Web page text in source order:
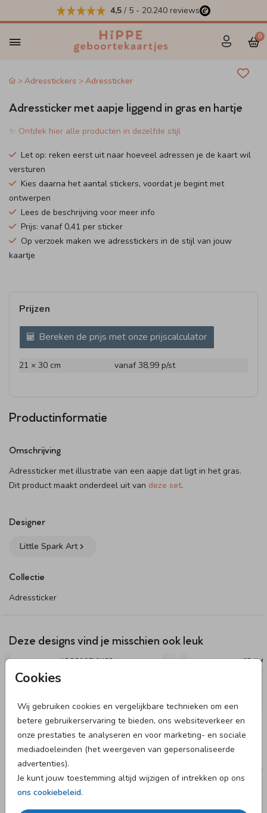
4,5 / 5 - 20.240 reviews
0
Cookies
Wij gebruiken cookies en vergelijkbare technieken om een
betere gebruikerservaring te bieden, ons websiteverkeer en
onze prestaties te analyseren en voor marketing- en sociale
mediadoeleinden (het weergeven van gepersonaliseerde
advertenties).
Je kunt jouw toestemming altijd wijzigen of intrekken op ons
ons cookiebeleid.
Adresstickers Adressticker
Adressticker met aapje liggend in gras en hartje
✨ Ontdek hier alle producten in dezelfde stijl
Let op: reken eerst uit naar hoeveel adressen je de kaart wil
versturen
Kies daarna het aantal stickers, voordat je begint met
ontwerpen
Lees de beschrijving voor meer info
Prijs: vanaf 0,41 per sticker
Op verzoek maken we adresstickers in de stijl van jouw
kaartje
Prijzen
Bereken de prijs met onze prijscalculator
21 × 30 cm vanaf 38,99 p/st
Productinformatie
Omschrijving
Adressticker met illustratie van een aapje dat ligt in het gras.
Dit product maakt onderdeel uit van deze set.
Designer
Little Spark Art
Collectie
Adressticker
Deze designs vind je misschien ook leuk
ADRESSTICKER 97 X